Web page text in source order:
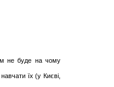
не буде на чому
їх (у Києві,